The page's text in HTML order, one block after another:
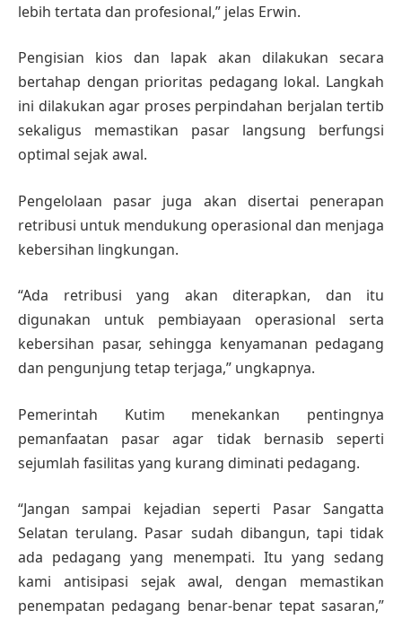
lebih tertata dan profesional,” jelas Erwin.
Pengisian kios dan lapak akan dilakukan secara
bertahap dengan prioritas pedagang lokal. Langkah
ini dilakukan agar proses perpindahan berjalan tertib
sekaligus memastikan pasar langsung berfungsi
optimal sejak awal.
Pengelolaan pasar juga akan disertai penerapan
retribusi untuk mendukung operasional dan menjaga
kebersihan lingkungan.
“Ada retribusi yang akan diterapkan, dan itu
digunakan untuk pembiayaan operasional serta
kebersihan pasar, sehingga kenyamanan pedagang
dan pengunjung tetap terjaga,” ungkapnya.
Pemerintah Kutim menekankan pentingnya
pemanfaatan pasar agar tidak bernasib seperti
sejumlah fasilitas yang kurang diminati pedagang.
“Jangan sampai kejadian seperti Pasar Sangatta
Selatan terulang. Pasar sudah dibangun, tapi tidak
ada pedagang yang menempati. Itu yang sedang
kami antisipasi sejak awal, dengan memastikan
penempatan pedagang benar-benar tepat sasaran,”